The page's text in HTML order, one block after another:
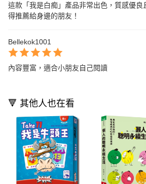
這款「我是白痴」產品非常出色，質感優良
得推薦給身邊的朋友！
Bellekok1001
內容豐富，適合小朋友自己閱讀
🔻 其他人也在看